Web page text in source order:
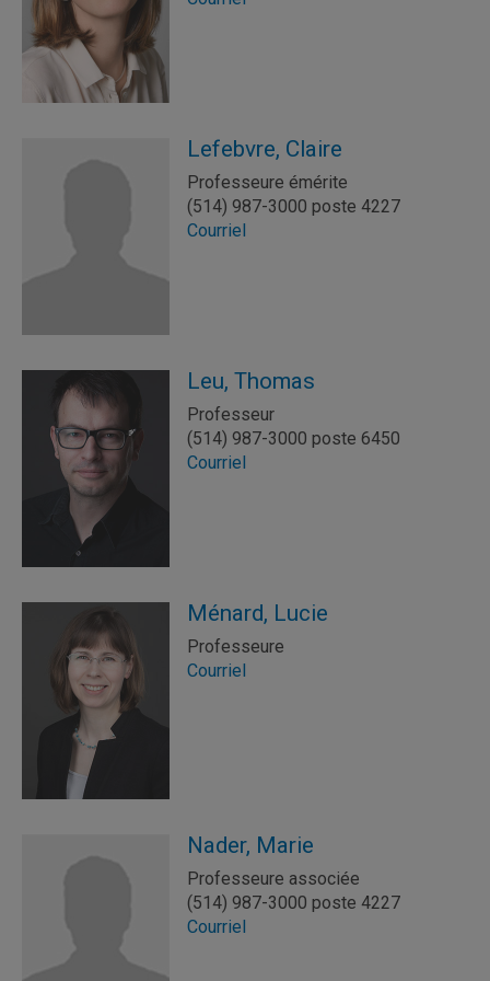
Lefebvre, Claire
Professeure émérite
(514) 987-3000 poste 4227
Courriel
Leu, Thomas
Professeur
(514) 987-3000 poste 6450
Courriel
Ménard, Lucie
Professeure
Courriel
Nader, Marie
Professeure associée
(514) 987-3000 poste 4227
Courriel